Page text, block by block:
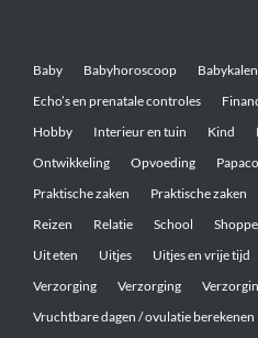
Baby Babyhoroscoop
Echo’s en prenatale controles
Hobby
Interieur en tuin Kind
Ontwikkeling
Opvoeding
Praktische zaken
Praktische zaken
Reizen
Relatie School
Uit eten
Uitjes Uitjes en vrije tijd
Verzorging
Verzorging
Vruchtbare dagen / ovulatie berekenen